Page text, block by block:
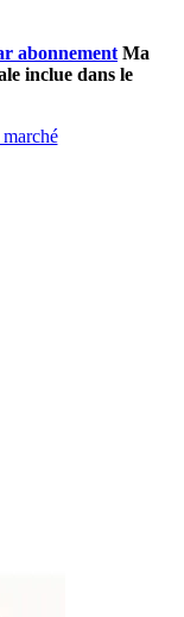
abonnement Ma
inclue dans le